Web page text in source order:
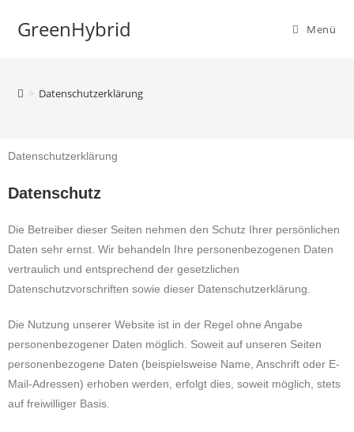
GreenHybrid Menü
> Datenschutzerklärung
Datenschutzerklärung
Datenschutz
Die Betreiber dieser Seiten nehmen den Schutz Ihrer persönlichen
Daten sehr ernst. Wir behandeln Ihre personenbezogenen Daten
vertraulich und entsprechend der gesetzlichen
Datenschutzvorschriften sowie dieser Datenschutzerklärung.
Die Nutzung unserer Website ist in der Regel ohne Angabe
personenbezogener Daten möglich. Soweit auf unseren Seiten
personenbezogene Daten (beispielsweise Name, Anschrift oder E-
Mail-Adressen) erhoben werden, erfolgt dies, soweit möglich, stets
auf freiwilliger Basis.